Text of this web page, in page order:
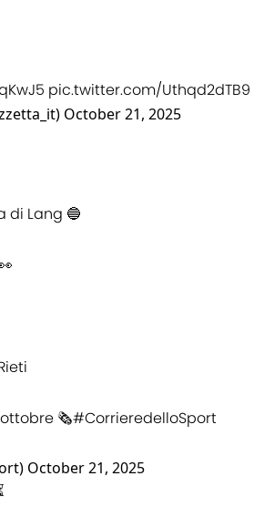
pic.twitter.com/Uthqd2dTB9
October 21, 2025
di Lang 🔵
ottobre 🗞️#CorrieredelloSport
October 21, 2025